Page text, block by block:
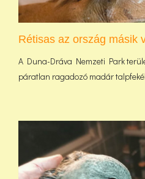
Rétisas az ország másik
A Duna-Dráva Nemzeti Park
páratlan ragadozó madár